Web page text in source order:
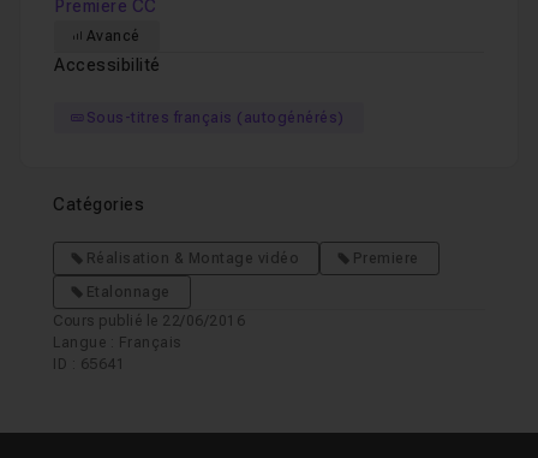
Premiere CC
Avancé
Accessibilité
Sous-titres français (autogénérés)
Catégories
Réalisation & Montage vidéo
Premiere
Etalonnage
Cours publié le 22/06/2016
Langue : Français
ID : 65641